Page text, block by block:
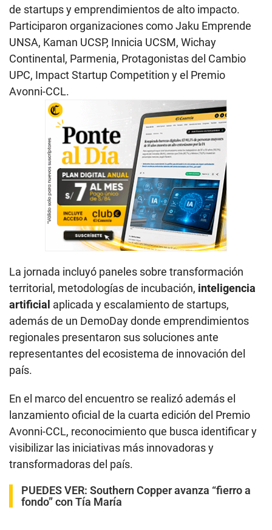
de startups y emprendimientos de alto impacto.
Participaron organizaciones como Jaku Emprende
UNSA, Kaman UCSP, Innicia UCSM, Wichay
Continental, Parmenia, Protagonistas del Cambio
UPC, Impact Startup Competition y el Premio
Avonni-CCL.
La jornada incluyó paneles sobre transformación
territorial, metodologías de incubación, inteligencia
artificial aplicada y escalamiento de startups,
además de un DemoDay donde emprendimientos
regionales presentaron sus soluciones ante
representantes del ecosistema de innovación del
país.
En el marco del encuentro se realizó además el
lanzamiento oficial de la cuarta edición del Premio
Avonni-CCL, reconocimiento que busca identificar y
visibilizar las iniciativas más innovadoras y
transformadoras del país.
PUEDES VER: Southern Copper avanza “fierro a
fondo” con Tía María